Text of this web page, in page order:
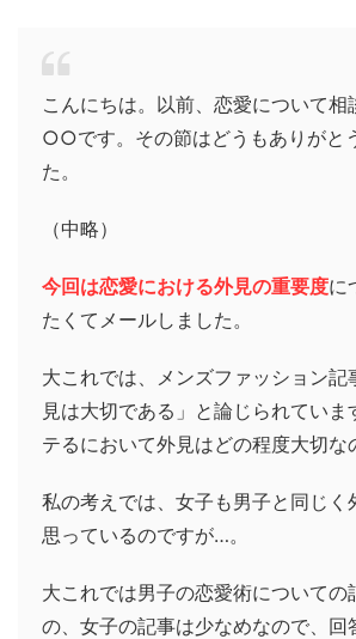
こんにちは。以前、恋愛について相
○○です。その節はどうもありがと
た。
（中略）
今回は恋愛における外見の重要度に
たくてメールしました。
大これでは、メンズファッション記
見は大切である」と論じられていま
テるにおいて外見はどの程度大切な
私の考えでは、女子も男子と同じく
思っているのですが…。
大これでは男子の恋愛術についての
の、女子の記事は少なめなので、回